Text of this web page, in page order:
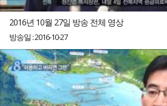
2016년 10월 27일 방송 전체 영상
방송일 : 2016-10-27